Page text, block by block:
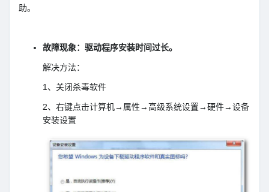
助。
故障现象：驱动程序安装时间过长。
解决方法：
1、关闭杀毒软件
2、右键点击计算机→属性→高级系统设置→硬件→设备
安装设置